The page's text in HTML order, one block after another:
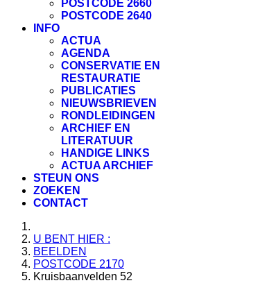
POSTCODE 2660
POSTCODE 2640
INFO
ACTUA
AGENDA
CONSERVATIE EN
RESTAURATIE
PUBLICATIES
NIEUWSBRIEVEN
RONDLEIDINGEN
ARCHIEF EN
LITERATUUR
HANDIGE LINKS
ACTUA ARCHIEF
STEUN ONS
ZOEKEN
CONTACT
U BENT HIER :
BEELDEN
POSTCODE 2170
Kruisbaanvelden 52